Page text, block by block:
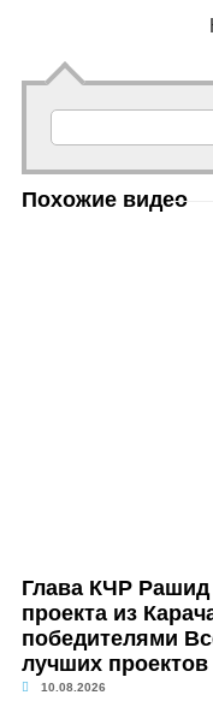
Похожие видео
Глава КЧР
проекта из
победителями
лучших проектов
10.08.2026